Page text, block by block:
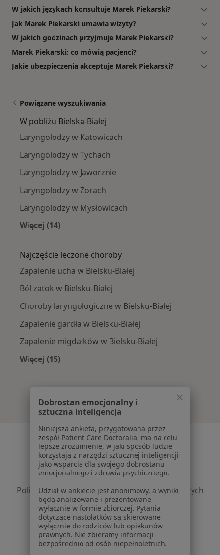
W jakich językach konsultuje Marek Piekarski?
Jak Marek Piekarski umawia wizyty?
W jakich godzinach przyjmuje Marek Piekarski?
Marek Piekarski: co mówią pacjenci?
Jakie ubezpieczenia akceptuje Marek Piekarski?
Powiązane wyszukiwania
W pobliżu Bielska-Białej
Laryngolodzy w Katowicach
Laryngolodzy w Tychach
Laryngolodzy w Jaworznie
Laryngolodzy w Żorach
Laryngolodzy w Mysłowicach
Więcej (14)
Najczęście leczone choroby
Zapalenie ucha w Bielsku-Białej
Ból zatok w Bielsku-Białej
Choroby laryngologiczne w Bielsku-Białej
Zapalenie gardła w Bielsku-Białej
Zapalenie migdałków w Bielsku-Białej
Więcej (15)
Serwis
Regulamin
Polityka prywatności pacjentów
Polityka prywatności profesjonalistów
Polityka prywatności dla profesjonalistów, których
dane pozyskaliśmy samodzielnie
Polityka cookies
Jak działają wyniki wyszukiwania
Dostępność
O nas
Dobrostan emocjonalny i
sztuczna inteligencja
Niniejsza ankieta, przygotowana przez
zespół Patient Care Doctoralia, ma na celu
lepsze zrozumienie, w jaki sposób ludzie
korzystają z narzędzi sztucznej inteligencji
jako wsparcia dla swojego dobrostanu
emocjonalnego i zdrowia psychicznego.
Udział w ankiecie jest anonimowy, a wyniki
będą analizowane i prezentowane
wyłącznie w formie zbiorczej. Pytania
dotyczące nastolatków są skierowane
wyłącznie do rodziców lub opiekunów
prawnych. Nie zbieramy informacji
bezpośrednio od osób niepełnoletnich.